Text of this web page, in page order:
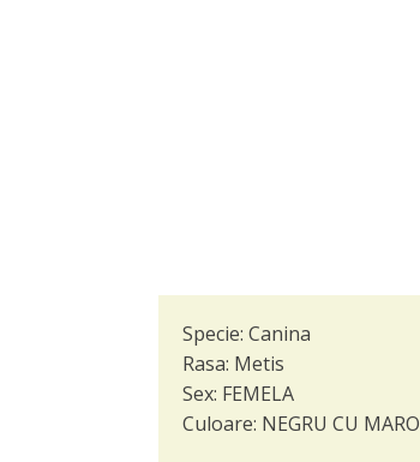
Specie: Canina
Rasa: Metis
Sex: FEMELA
Culoare: NEGRU CU MARO